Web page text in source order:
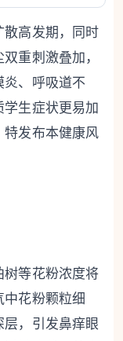
高发期，同时
重刺激叠加，
、呼吸道不
生症状更易加
特发布本健康风
等花粉浓度将
花粉颗粒细
，引发鼻痒眼